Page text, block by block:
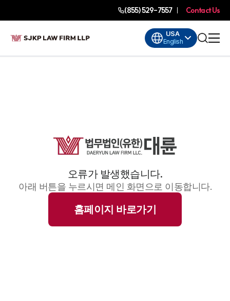
(855) 529-7557 Contact Us
USA
English
오류가 발생했습니다.
아래 버튼을 누르시면 메인 화면으로 이동합니다.
홈페이지 바로가기